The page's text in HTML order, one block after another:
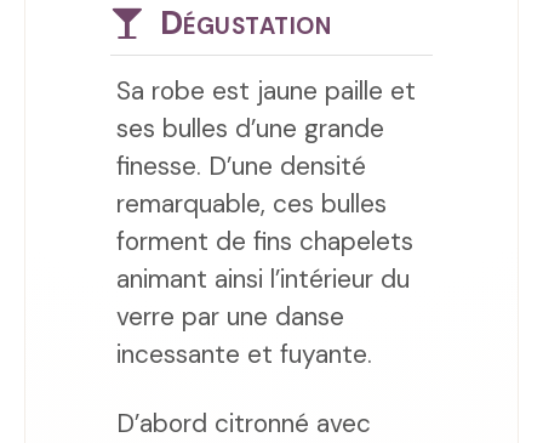
Dégustation
Sa robe est jaune paille et
ses bulles d’une grande
finesse. D’une densité
remarquable, ces bulles
forment de fins chapelets
animant ainsi l’intérieur du
verre par une danse
incessante et fuyante.
D’abord citronné avec